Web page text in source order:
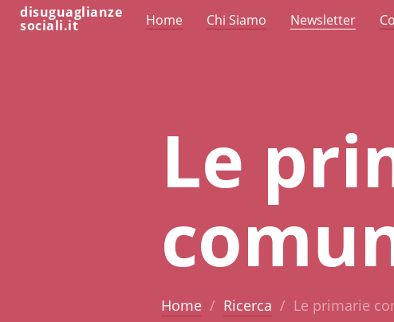
disuguaglianze
sociali.it Home Chi Siamo Newsletter
Le
Home Ricerca Le primarie